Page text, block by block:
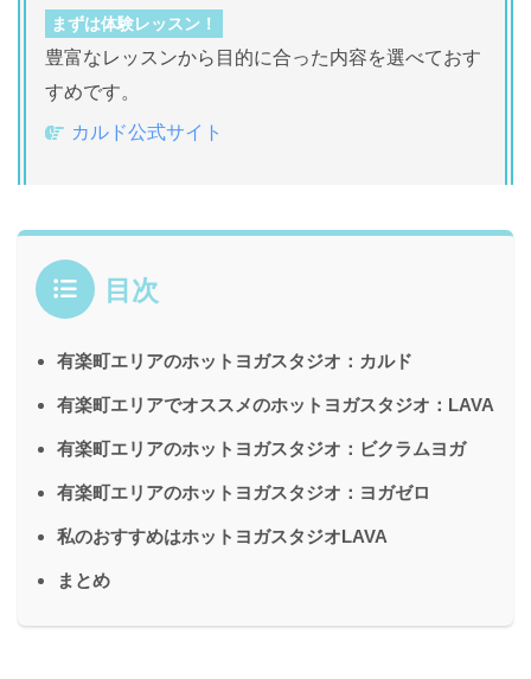
まずは体験レッスン！
豊富なレッスンから目的に合った内容を選べておす
すめです。
カルド公式サイト
目次
有楽町エリアのホットヨガスタジオ：カルド
有楽町エリアでオススメのホットヨガスタジオ：LAVA
有楽町エリアのホットヨガスタジオ：ビクラムヨガ
有楽町エリアのホットヨガスタジオ：ヨガゼロ
私のおすすめはホットヨガスタジオLAVA
まとめ